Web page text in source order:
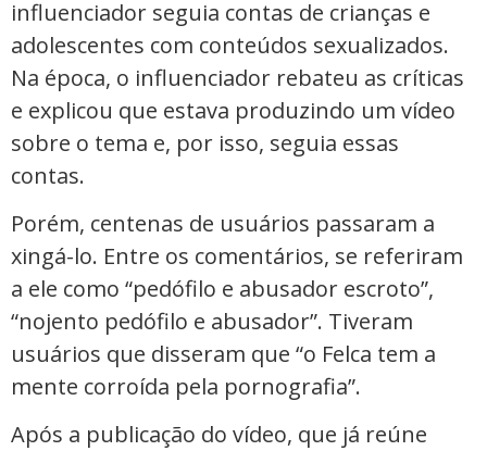
influenciador seguia contas de crianças e
adolescentes com conteúdos sexualizados.
Na época, o influenciador rebateu as críticas
e explicou que estava produzindo um vídeo
sobre o tema e, por isso, seguia essas
contas.
Porém, centenas de usuários passaram a
xingá-lo. Entre os comentários, se referiram
a ele como “pedófilo e abusador escroto”,
“nojento pedófilo e abusador”. Tiveram
usuários que disseram que “o Felca tem a
mente corroída pela pornografia”.
Após a publicação do vídeo, que já reúne